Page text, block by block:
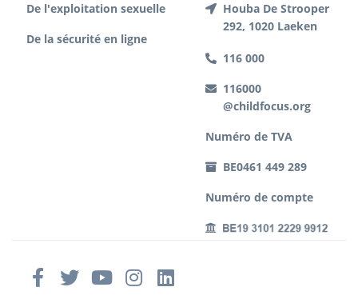
De l'exploitation sexuelle
De la sécurité en ligne
Houba De Strooper
292, 1020 Laeken
116 000
116000
@childfocus.org
Numéro de TVA
BE0461 449 289
Numéro de compte